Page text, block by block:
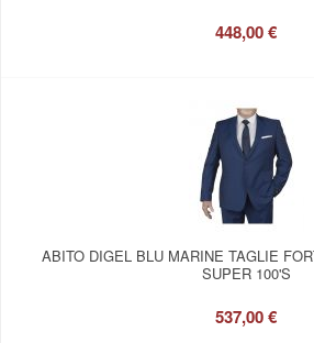
448,00 €
ABITO DIGEL BLU MARINE TAGLIE
SUPER 100'S
537,00 €